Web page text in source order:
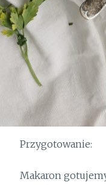
Przygotowanie:
Makaron